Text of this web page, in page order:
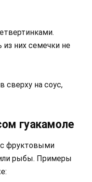
них семечки не
сверху на соус,
гуакамоле
с фруктовыми
рыбы. Примеры